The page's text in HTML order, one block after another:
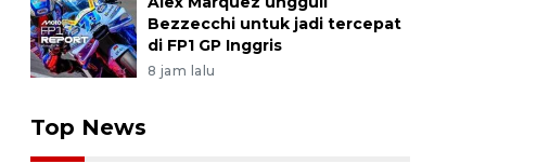
Bezzecchi untuk jadi tercepat
di FP1 GP Inggris
8 jam lalu
Top News